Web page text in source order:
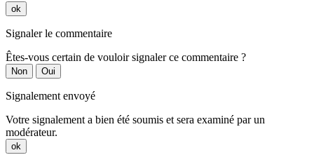
ok
Signaler le commentaire
Êtes-vous certain de vouloir signaler ce commentaire ?
Non Oui
Signalement envoyé
Votre signalement a bien été soumis et sera examiné par un
modérateur.
ok